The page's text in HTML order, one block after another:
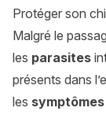
Protéger son
Malgré le
les parasites
présents dans
les